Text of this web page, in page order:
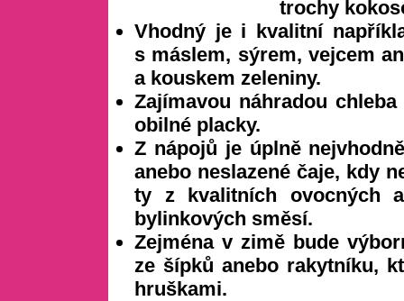
trochy
Vhodný je i kvalitní
s máslem, sýrem, vejcem
a kouskem zeleniny.
Zajímavou náhradou
obilné placky.
Z nápojů je úplně
anebo neslazené čaje, kdy
ty z kvalitních ovocných
bylinkových směsí.
Zejména v zimě bude
ze šípků anebo rakytníku,
hruškami.